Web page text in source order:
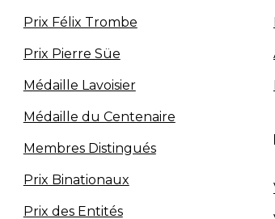
Prix Félix Trombe
Prix Pierre Süe
Médaille Lavoisier
Médaille du Centenaire
Membres Distingués
Prix Binationaux
Prix des Entités